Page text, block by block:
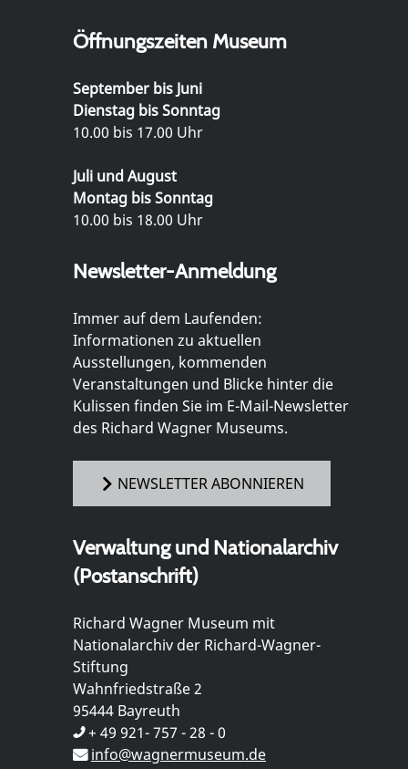
Öffnungszeiten Museum
September bis Juni
Dienstag bis Sonntag
10.00 bis 17.00 Uhr
Juli und August
Montag bis Sonntag
10.00 bis 18.00 Uhr
Newsletter-Anmeldung
Immer auf dem Laufenden:
Informationen zu aktuellen
Ausstellungen, kommenden
Veranstaltungen und Blicke hinter die
Kulissen finden Sie im E-Mail-Newsletter
des Richard Wagner Museums.
NEWSLETTER ABONNIEREN
Verwaltung und Nationalarchiv
(Postanschrift)
Richard Wagner Museum mit
Nationalarchiv der Richard-Wagner-
Stiftung
Wahnfriedstraße 2
95444 Bayreuth
+ 49 921- 757 - 28 - 0
info@wagnermuseum.de